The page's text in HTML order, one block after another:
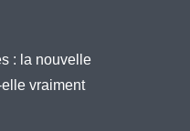
: la nouvelle
vraiment